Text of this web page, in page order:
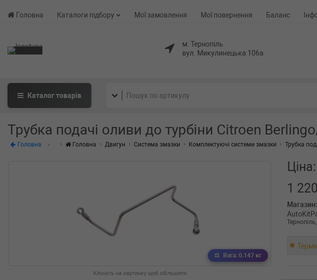
Головна Каталоги підбору Мої замовлення Мої повернення Баланс
м. Тернопіль
вул. Микулинецька 106а
Каталогтоварів
Трубка подачі оливи до турбіни Citroen
Головна Головна Двигун Система змазки Комплектуючі системи змазки Трубка
Вага: 0.147 кг
Клікніть на картинку щоб збільшити
Ціна:
1
Магазин: